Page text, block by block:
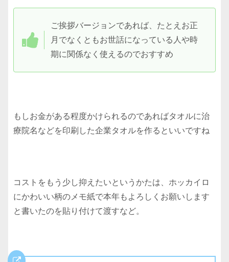
ご挨拶バージョンであれば、たとえお正
月でなくともお世話になっている人や時
期に関係なく使えるのでおすすめ
もしお金がある程度かけられるのであればタオルに治
療院名などを印刷した企業タオルを作るといいですね
コストをもう少し抑えたいというかたは、ホッカイロ
にかわいい柄のメモ紙で本年もよろしくお願いします
と書いたのを貼り付けて渡すなど。